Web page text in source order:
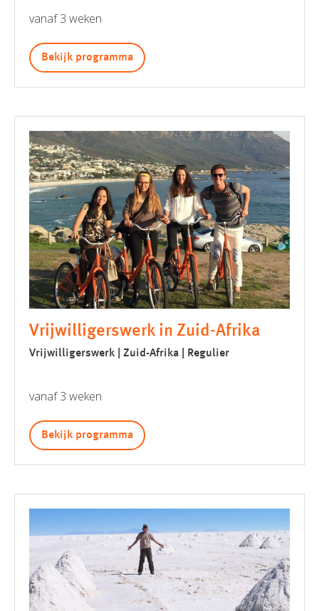
vanaf 3 weken
Bekijk programma
Vrijwilligerswerk in Zuid-Afrika
Vrijwilligerswerk | Zuid-Afrika | Regulier
vanaf 3 weken
Bekijk programma